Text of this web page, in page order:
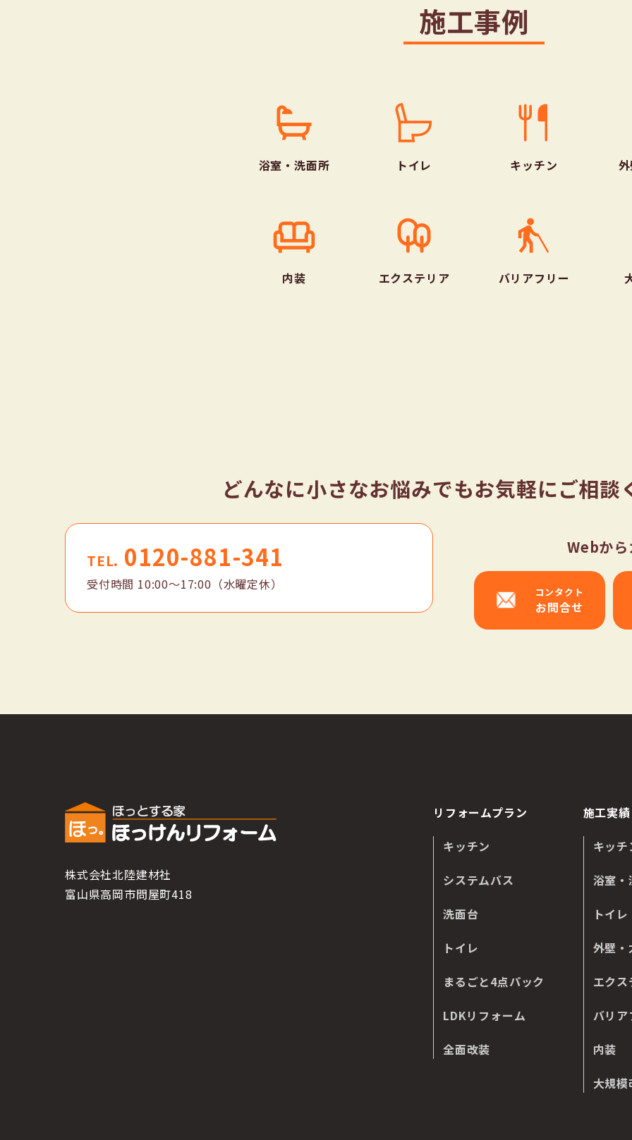
施工事例
浴室・洗面所 トイレ キッチン
内装 エクステリア バリアフリー
どんなに小さなお悩みでもお気軽にご相談
TEL. 0120-881-341
受付時間 10:00〜17:00（水曜定休）
Webから
コンタクト
お問合せ
株式会社北陸建材社
富山県高岡市問屋町418
リフォームプラン
キッチン
システムバス
洗面台
トイレ
まるごと4点パック
LDKリフォーム
全面改装
施工実績
キッチ
浴室
トイレ
外壁
エク
バリア
内装
大規模